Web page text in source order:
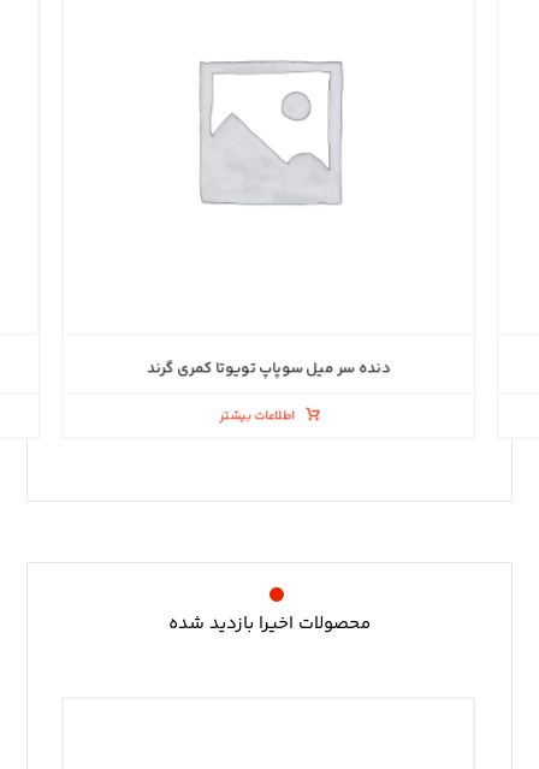
دنده سر میل سوپاپ تویوتا کمری گرند
اطلاعات بیشتر
محصولات اخیرا بازدید شده